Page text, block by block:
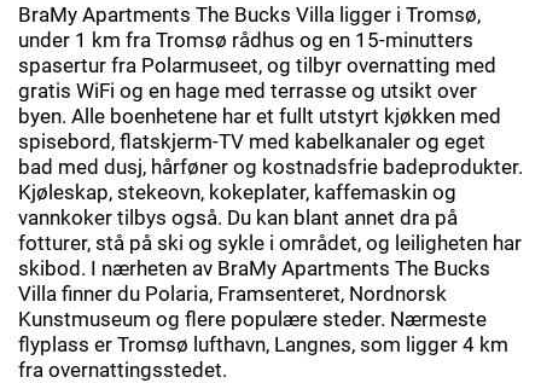
BraMy Apartments The Bucks Villa ligger i Tromsø,
under 1 km fra Tromsø rådhus og en 15-minutters
spasertur fra Polarmuseet, og tilbyr overnatting med
gratis WiFi og en hage med terrasse og utsikt over
byen. Alle boenhetene har et fullt utstyrt kjøkken med
spisebord, flatskjerm-TV med kabelkanaler og eget
bad med dusj, hårføner og kostnadsfrie badeprodukter.
Kjøleskap, stekeovn, kokeplater, kaffemaskin og
vannkoker tilbys også. Du kan blant annet dra på
fotturer, stå på ski og sykle i området, og leiligheten har
skibod. I nærheten av BraMy Apartments The Bucks
Villa finner du Polaria, Framsenteret, Nordnorsk
Kunstmuseum og flere populære steder. Nærmeste
flyplass er Tromsø lufthavn, Langnes, som ligger 4 km
fra overnattingsstedet.